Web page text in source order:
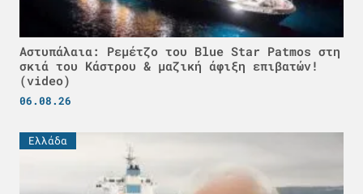
Αστυπάλαια: Ρεμέτζο του Blue Star Patmos στη
σκιά του Κάστρου & μαζική άφιξη επιβατών!
(video)
06.08.26
Ελλάδα